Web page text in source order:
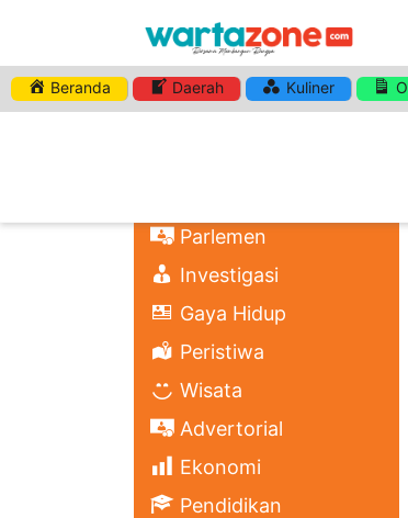
Beranda Daerah Kuliner
Parlemen
Investigasi
Gaya Hidup
Peristiwa
Wisata
Advertorial
Ekonomi
Pendidikan